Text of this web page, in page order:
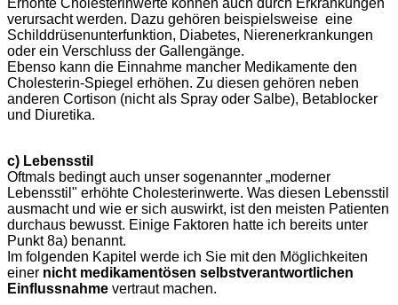
Erhöhte Cholesterinwerte können auch durch Erkrankungen
verursacht werden. Dazu gehören beispielsweise eine
Schilddrüsenunterfunktion, Diabetes, Nierenerkrankungen
oder ein Verschluss der Gallengänge.
Ebenso kann die Einnahme mancher Medikamente den
Cholesterin-Spiegel erhöhen. Zu diesen gehören neben
anderen Cortison (nicht als Spray oder Salbe), Betablocker
und Diuretika.
c) Lebensstil
Oftmals bedingt auch unser sogenannter „moderner
Lebensstil" erhöhte Cholesterinwerte. Was diesen Lebensstil
ausmacht und wie er sich auswirkt, ist den meisten Patienten
durchaus bewusst. Einige Faktoren hatte ich bereits unter
Punkt 8a) benannt.
Im folgenden Kapitel werde ich Sie mit den Möglichkeiten
einer nicht medikamentösen selbstverantwortlichen
Einflussnahme vertraut machen.